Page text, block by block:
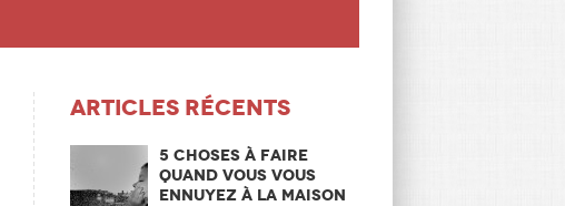
Articles récents
5 choses à faire
quand vous vous
ennuyez à la maison